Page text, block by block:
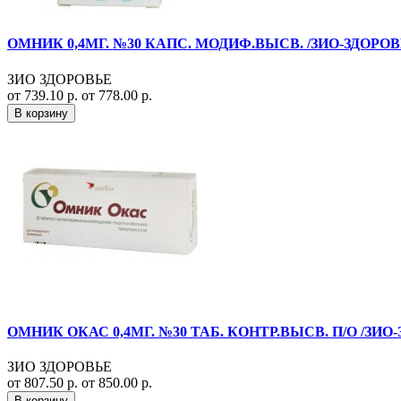
ОМНИК 0,4МГ. №30 КАПС. МОДИФ.ВЫСВ. /ЗИО-
ЗИО ЗДОРОВЬЕ
от 739.10 р. от 778.00 р.
В корзину
ОМНИК ОКАС 0,4МГ. №30 ТАБ. КОНТР.ВЫСВ. П/О /ЗИО-
ЗИО ЗДОРОВЬЕ
от 807.50 р. от 850.00 р.